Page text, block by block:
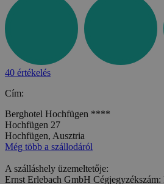
40 értékelés
Cím:
Berghotel Hochfügen ****
Hochfügen 27
Hochfügen, Ausztria
Még több a szállodáról
A szálláshely üzemeltetője:
Ernst Erlebach GmbH